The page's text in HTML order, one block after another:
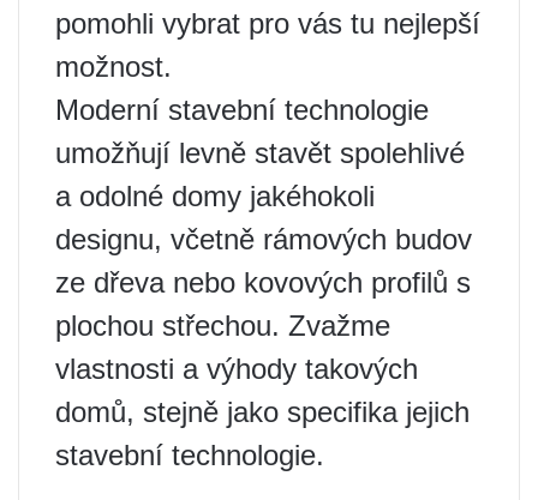
pomohli vybrat pro vás tu nejlepší
možnost.
Moderní stavební technologie
umožňují levně stavět spolehlivé
a odolné domy jakéhokoli
designu, včetně rámových budov
ze dřeva nebo kovových profilů s
plochou střechou. Zvažme
vlastnosti a výhody takových
domů, stejně jako specifika jejich
stavební technologie.